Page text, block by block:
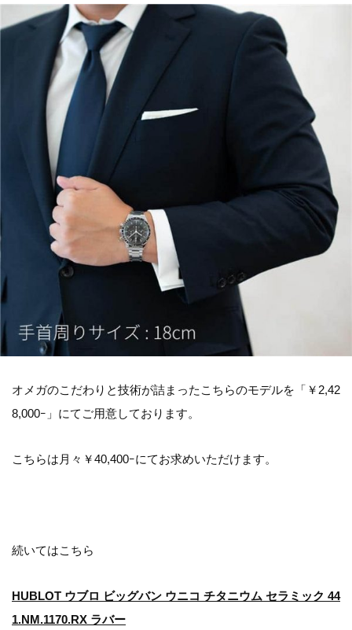
オメガのこだわりと技術が詰まったこちらのモデルを「￥2,42
8,000ｰ」にてご用意しております。
こちらは月々￥40,400ｰにてお求めいただけます。
続いてはこちら
HUBLOT ウブロ ビッグバン ウニコ チタニウム セラミック 44
1.NM.1170.RX ラバー